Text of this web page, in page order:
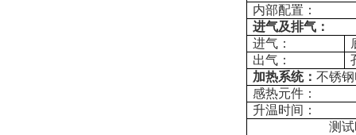
内部配置：
进气及排气：
进气：
出气：
加热系统： 不锈
感热元件：
升温时间：
测